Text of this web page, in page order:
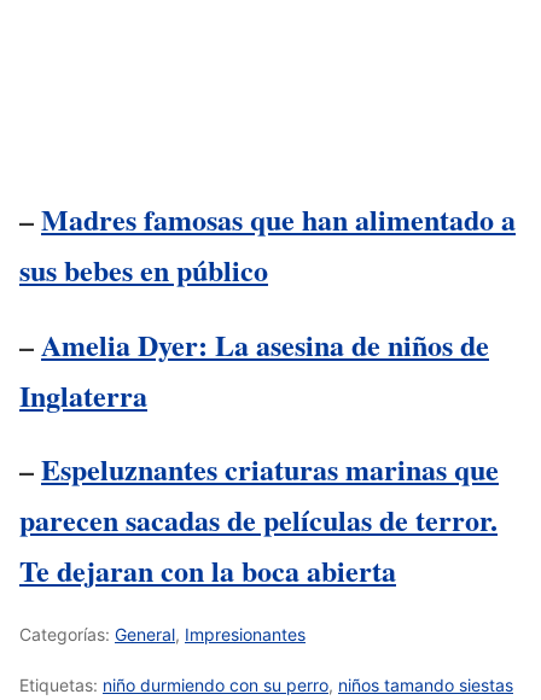
–Madres famosas que han alimentado a
sus bebes en público
–Amelia Dyer: La asesina de niños de
Inglaterra
–Espeluznantes criaturas marinas que
parecen sacadas de películas de terror.
Te dejaran con la boca abierta
Categorías: General, Impresionantes
Etiquetas: niño durmiendo con su perro, niños tamando siestas